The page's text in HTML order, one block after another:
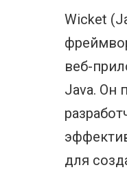
Wicket
веб-
Java. Он
для